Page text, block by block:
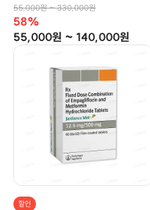
55,000원 ~ 330,000원
58%
55,000원 ~ 140,000원
할인